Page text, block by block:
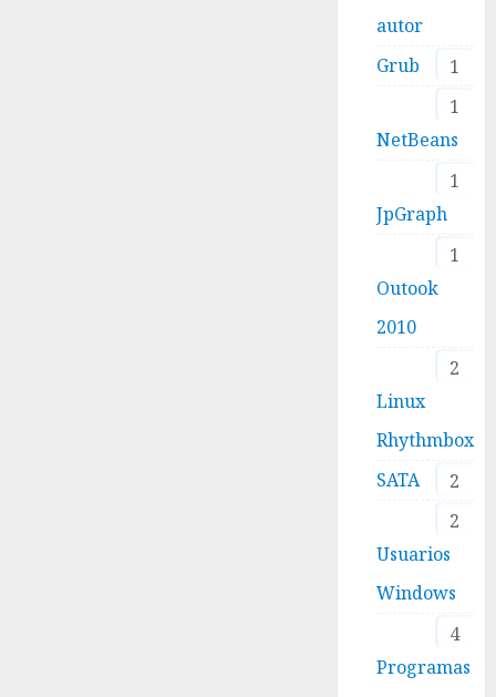
autor
1
Grub
1
NetBeans
1
JpGraph
1
Outook
2010
2
Linux
Rhythmbox
2
SATA
2
Usuarios
Windows
4
Programas